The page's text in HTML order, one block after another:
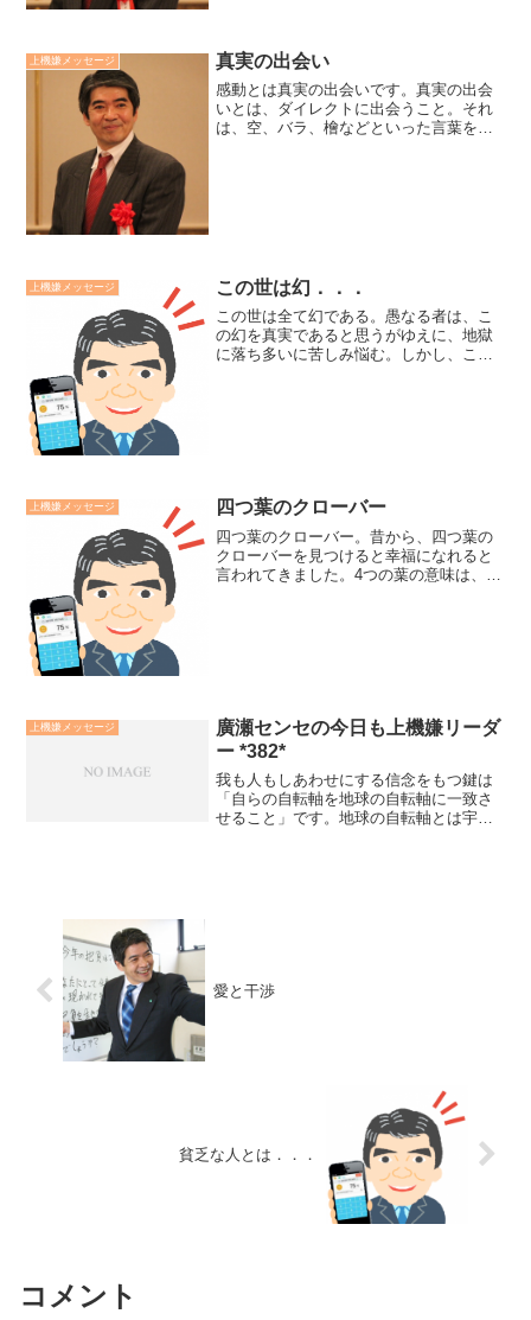
上機嫌メッセージ 真実の出会い
感動とは真実の出会いです。真実の出会
いとは、ダイレクトに出会うこと。それ
は、空、バラ、檜などといった言葉を介
上機嫌メッセージ この世は幻．．．
この世は全て幻である。愚なる者は、こ
の幻を真実であると思うがゆえに、地獄
に落ち多いに苦しみ悩む。しかし、この
上機嫌メッセージ 四つ葉のクローバー
四つ葉のクローバー。昔から、四つ葉の
クローバーを見つけると幸福になれると
言われてきました。4つの葉の意味は、ウ
上機嫌メッセージ
廣瀬センセの今日も上機嫌リーダ
ー *382*
我も人もしあわせにする信念をもつ鍵は
「自らの自転軸を地球の自転軸に一致さ
せること」です。地球の自転軸とは宇
愛と干渉
貧乏な人とは．．．
コメント